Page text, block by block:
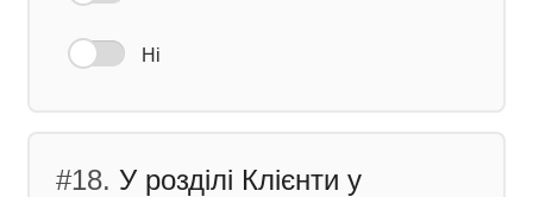
Ні
#18. У розділі Клієнти у